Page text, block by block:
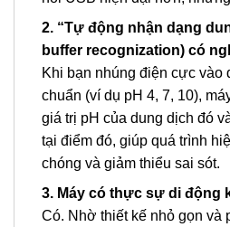
2. “Tự động nhận dạng
buffer recognization) có
Khi bạn nhúng điện cực vào
chuẩn (ví dụ pH 4, 7, 10),
giá trị pH của dung dịch đó
tại điểm đó, giúp quá trình
chóng và giảm thiểu sai sót.
3. Máy có thực sự di động
Có. Nhờ thiết kế nhỏ gọn và